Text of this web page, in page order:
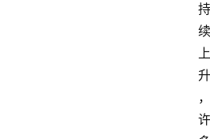
持
续
上
升
，
许